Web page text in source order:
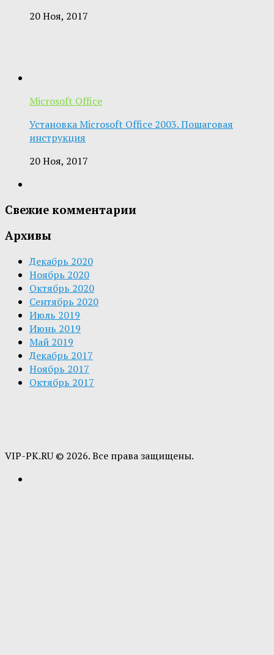
20 Ноя, 2017
Microsoft Office
Установка Microsoft Office 2003. Пошаговая
инструкция
20 Ноя, 2017
Свежие комментарии
Архивы
Декабрь 2020
Ноябрь 2020
Октябрь 2020
Сентябрь 2020
Июль 2019
Июнь 2019
Май 2019
Декабрь 2017
Ноябрь 2017
Октябрь 2017
VIP-PK.RU © 2026. Все права защищены.